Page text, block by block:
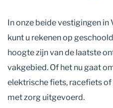
In onze beide vestigingen in
kunt u rekenen op
hoogte zijn van de laatste
vakgebied. Of het nu gaat
elektrische fiets, racefiets
met zorg uitgevoerd.